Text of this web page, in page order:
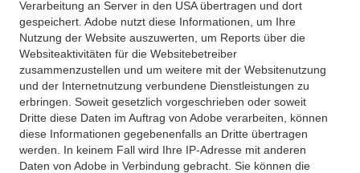
Verarbeitung an Server in den USA übertragen und dort
gespeichert. Adobe nutzt diese Informationen, um Ihre
Nutzung der Website auszuwerten, um Reports über die
Websiteaktivitäten für die Websitebetreiber
zusammenzustellen und um weitere mit der Websitenutzung
und der Internetnutzung verbundene Dienstleistungen zu
erbringen. Soweit gesetzlich vorgeschrieben oder soweit
Dritte diese Daten im Auftrag von Adobe verarbeiten, können
diese Informationen gegebenenfalls an Dritte übertragen
werden. In keinem Fall wird Ihre IP-Adresse mit anderen
Daten von Adobe in Verbindung gebracht. Sie können die